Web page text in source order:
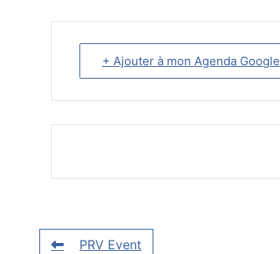
+ Ajouter à mon Agenda Google
PRV Event